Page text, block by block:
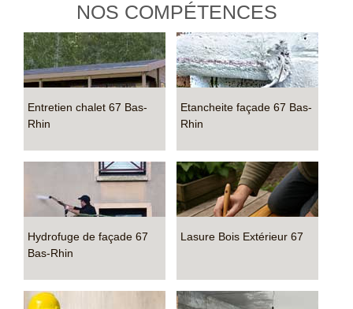
NOS COMPÉTENCES
Entretien chalet 67 Bas-
Rhin
Etancheite façade 67 Bas-
Rhin
Hydrofuge de façade 67
Bas-Rhin
Lasure Bois Extérieur 67